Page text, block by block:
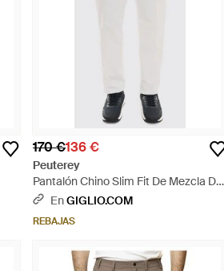
170 €136 €
Peuterey
Pantalón Chino Slim Fit De Mezcla De
Algodón Con Talle Medio - Blanco
EnGIGLIO.COM
REBAJAS